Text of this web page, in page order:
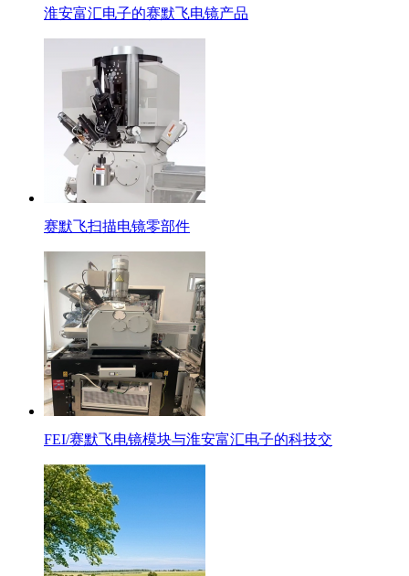
淮安富汇电子的赛默飞电镜产品
赛默飞扫描电镜零部件
FEI/赛默飞电镜模块与淮安富汇电子的科技交